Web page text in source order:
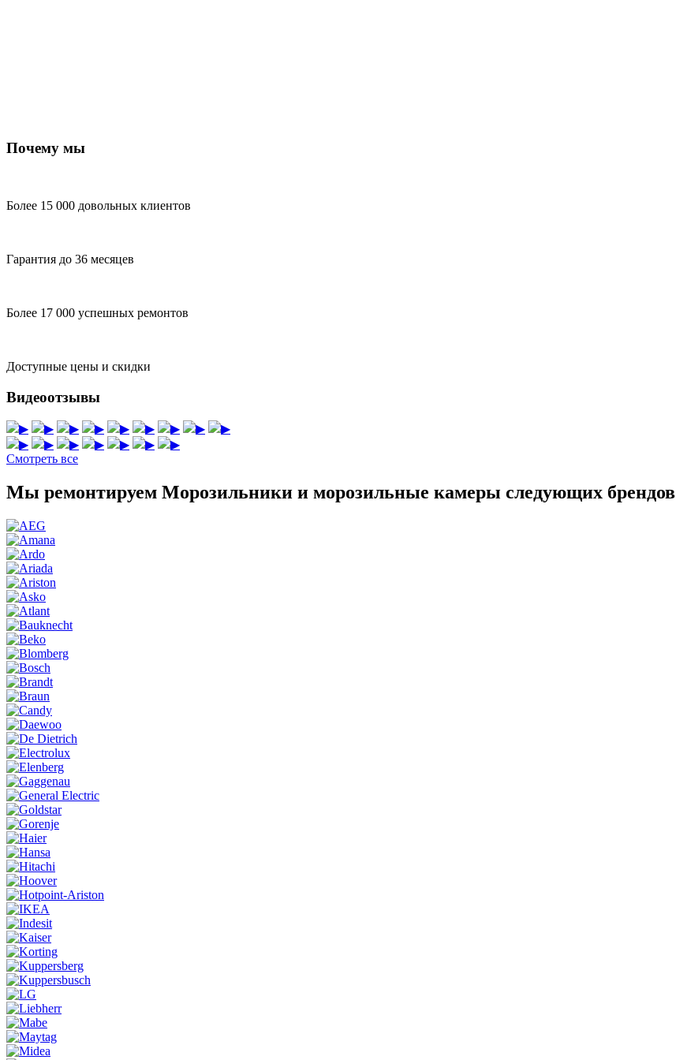
Почему мы
Более 15 000 довольных клиентов
Гарантия до 36 месяцев
Более 17 000 успешных ремонтов
Доступные цены и скидки
Видеоотзывы
▶ ▶ ▶ ▶ ▶ ▶ ▶ ▶
▶
▶
▶ ▶ ▶ ▶ ▶
▶
Смотреть все
Мы ремонтируем Морозильники и морозильные камеры следующих брендов